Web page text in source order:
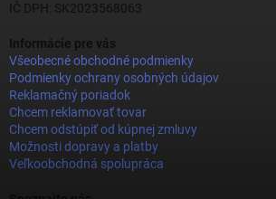
IČ DPH: SK2023568063
Informácie pre vás
Všeobecné obchodné podmienky
Podmienky ochrany osobných údajov
Reklamačný poriadok
Chcem reklamovať tovar
Chcem odstúpiť od kúpnej zmluvy
Možnosti dopravy a platby
Veľkoobchodná spolupráca